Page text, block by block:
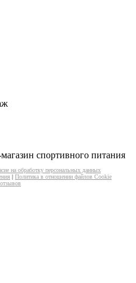
спортивного питания
на обработку персональных данных
| Политика в отношении файлов Cookie